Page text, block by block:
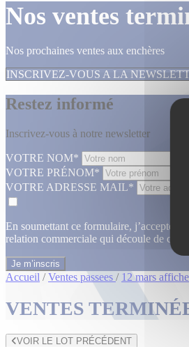
Nos ventes
Nos prochaines ventes aux enchères
INSCRIVEZ-VOUS A LA
Restez informé
Inscrivez-vous à notre newsletter
VOTRE NOM*
VOTRE PRÉNOM*
VOTRE ADRESSE MAIL*
En soumettant ce formulaire, j’accepte
relation commerciale qui découle de cette
Accueil / Ventes passees / 12 mars
VENTES
VOIR LE LOT PRÉCÉDENT